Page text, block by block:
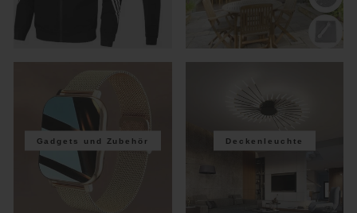
Gadgets und Zubehör Deckenleuchte